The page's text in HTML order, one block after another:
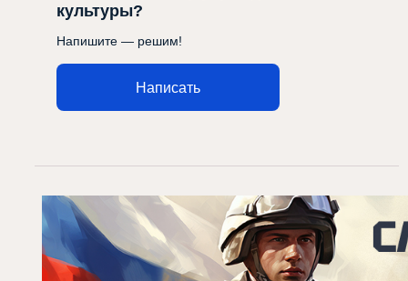
культуры?
Напишите — решим!
Написать